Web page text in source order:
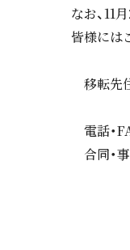
なお、11
皆様
移転先
松岡
電話・
合同・事